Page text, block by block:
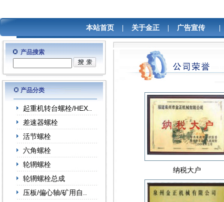
本站首页| 关于金正| 广告宣传
产品搜索
产品分类
起重机转台螺栓/HEX..
差速器螺栓
活节螺栓
六角螺栓
轮辋螺栓
轮辋螺栓总成
压板/偏心轴/矿用自..
纳税大户